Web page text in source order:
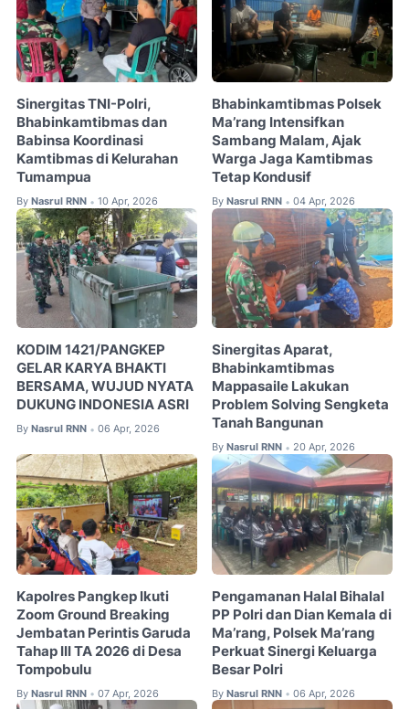
Sinergitas TNI-Polri,
Bhabinkamtibmas dan
Babinsa Koordinasi
Kamtibmas di Kelurahan
Tumampua
By Nasrul RNN • 10 Apr, 2026
Bhabinkamtibmas Polsek
Ma’rang Intensifkan
Sambang Malam, Ajak
Warga Jaga Kamtibmas
Tetap Kondusif
By Nasrul RNN • 04 Apr, 2026
KODIM 1421/PANGKEP
GELAR KARYA BHAKTI
BERSAMA, WUJUD NYATA
DUKUNG INDONESIA ASRI
By Nasrul RNN • 06 Apr, 2026
Sinergitas Aparat,
Bhabinkamtibmas
Mappasaile Lakukan
Problem Solving Sengketa
Tanah Bangunan
By Nasrul RNN • 20 Apr, 2026
Kapolres Pangkep Ikuti
Zoom Ground Breaking
Jembatan Perintis Garuda
Tahap III TA 2026 di Desa
Tompobulu
By Nasrul RNN • 07 Apr, 2026
Pengamanan Halal Bihalal
PP Polri dan Dian Kemala di
Ma’rang, Polsek Ma’rang
Perkuat Sinergi Keluarga
Besar Polri
By Nasrul RNN • 06 Apr, 2026